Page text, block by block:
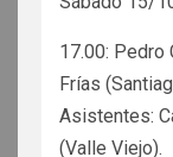
17.00: Pedro
Frías
Asistentes:
(Valle Viejo).